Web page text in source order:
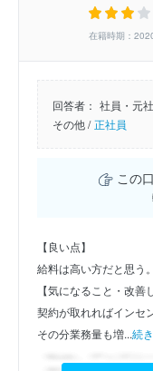
在籍時期：
回答者： 社員・元
その他 / 正社員
この
【良い点】
給料は高い方だと思う。
【気になること・改善
契約が取れればインセ
その分業務量も増...続